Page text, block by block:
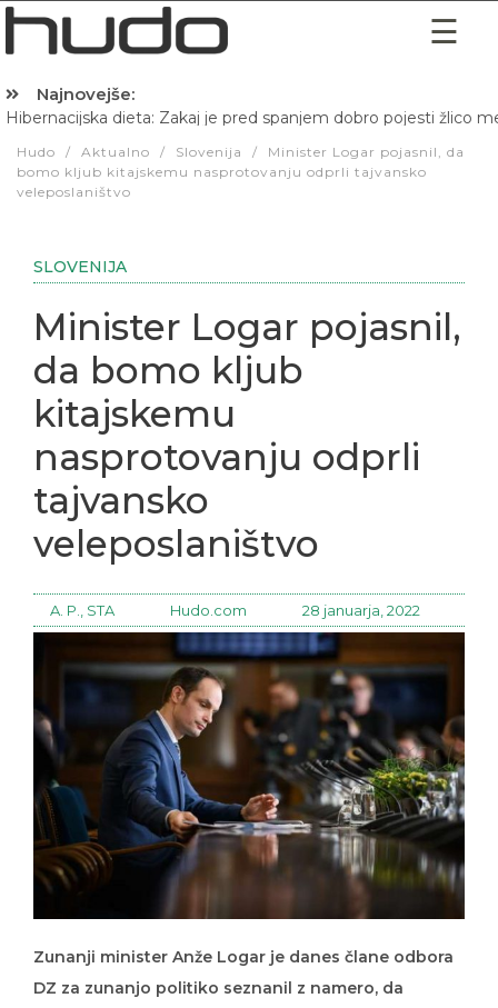
Najnovejše:
Hibernacijska dieta: Zakaj je pred spanjem dobro pojesti žlico
Hudo / Aktualno / Slovenija /
Minister Logar pojasnil, da
bomo kljub kitajskemu nasprotovanju odprli tajvansko
veleposlaništvo
SLOVENIJA
Minister Logar pojasnil,
da bomo kljub
kitajskemu
nasprotovanju odprli
tajvansko
veleposlaništvo
A. P., STA Hudo.com 28 januarja, 2022
Zunanji minister Anže Logar je danes člane odbora
DZ za zunanjo politiko seznanil z namero, da